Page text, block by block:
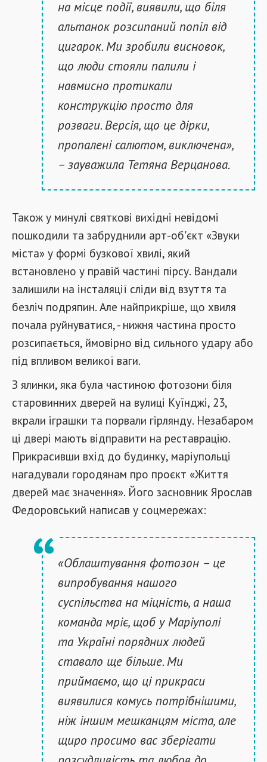
на місце події, виявили, що біля
альтанок розсипаний попіл від
цигарок. Ми зробили висновок,
що люди стояли палили і
навмисно протикали
конструкцію просто для
розваги. Версія, що це дірки,
пропалені салютом, виключена»,
– зауважила Тетяна Верцанова.
Також у минулі святкові вихідні невідомі
пошкодили та забруднили арт-об'єкт «Звуки
міста» у формі бузкової хвилі, який
встановлено у правій частині пірсу. Вандали
залишили на інсталяції сліди від взуття та
безліч подряпин. Але найприкріше, що хвиля
почала руйнуватися, - нижня частина просто
розсипається, ймовірно від сильного удару або
під впливом великої ваги.
З ялинки, яка була частиною фотозони біля
старовинних дверей на вулиці Куїнджі, 23,
вкрали іграшки та порвали гірлянду. Незабаром
ці двері мають відправити на реставрацію.
Прикрасивши вхід до будинку, маріупольці
нагадували городянам про проєкт «Життя
дверей має значення». Його засновник Ярослав
Федоровський написав у соцмережах:
«Облаштування фотозон – це
випробування нашого
суспільства на міцність, а наша
команда мріє, щоб у Маріуполі
та Україні порядних людей
ставало ще більше. Ми
приймаємо, що ці прикраси
виявилися комусь потрібнішими,
ніж іншим мешканцям міста, але
щиро просимо вас зберігати